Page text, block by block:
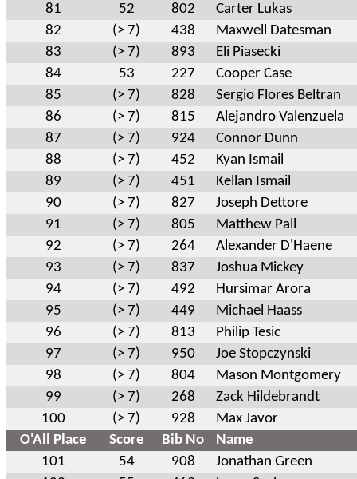
81
52 802
Carter Lukas
82
(> 7) 438
Maxwell Datesman
83
(> 7) 893
Eli Piasecki
84
53 227
Cooper Case
85
(> 7) 828
Sergio Flores Beltran
86
(> 7) 815
Alejandro Valenzuela
87
(> 7) 924
Connor Dunn
88
(> 7) 452
Kyan Ismail
89
(> 7) 451
Kellan Ismail
90
(> 7) 827
Joseph Dettore
91
(> 7) 805
Matthew Pall
92
(> 7) 264
Alexander D'Haene
93
(> 7) 837
Joshua Mickey
94
(> 7) 492
Hursimar Arora
95
(> 7) 449
Michael Haass
96
(> 7) 813
Philip Tesic
97
(> 7) 950
Joe Stopczynski
98
(> 7) 804
Mason Montgomery
99
(> 7) 268
Zack Hildebrandt
100
(> 7) 928
Max Javor
O'All Place
Score Bib No
Name
101
54 908
Jonathan Green